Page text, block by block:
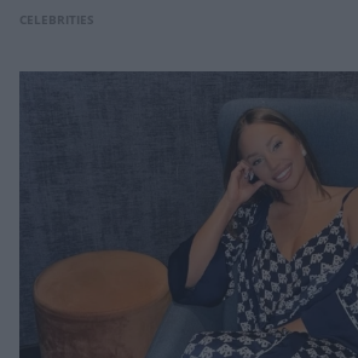
CELEBRITIES